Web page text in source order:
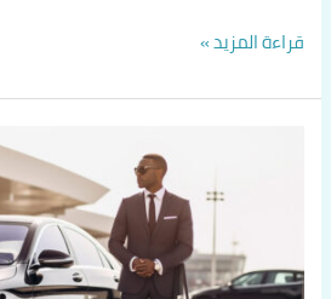
قراءة المزيد »
اتصل